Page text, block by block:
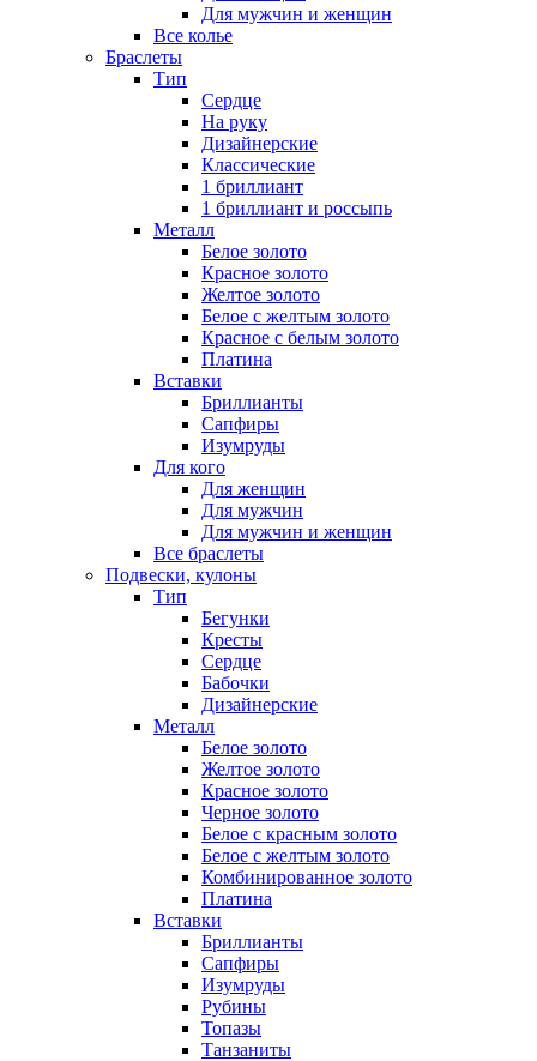
Для мужчин и женщин
Все колье
Браслеты
Тип
Сердце
На руку
Дизайнерские
Классические
1 бриллиант
1 бриллиант и россыпь
Металл
Белое золото
Красное золото
Желтое золото
Белое с желтым золото
Красное с белым золото
Платина
Вставки
Бриллианты
Сапфиры
Изумруды
Для кого
Для женщин
Для мужчин
Для мужчин и женщин
Все браслеты
Подвески, кулоны
Тип
Бегунки
Кресты
Сердце
Бабочки
Дизайнерские
Металл
Белое золото
Желтое золото
Красное золото
Черное золото
Белое с красным золото
Белое с желтым золото
Комбинированное золото
Платина
Вставки
Бриллианты
Сапфиры
Изумруды
Рубины
Топазы
Танзаниты